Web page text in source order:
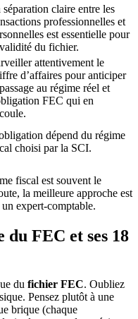
séparation claire entre les
professionnelles et
est essentielle pour
du fichier.
attentivement le
d’affaires pour anticiper
au régime réel et
FEC qui en
dépend du régime
choisi par la SCI.
fiscal est souvent le
la meilleure approche est
expert-comptable.
FEC et ses 18
du fichier FEC. Oubliez
Pensez plutôt à une
brique (chaque